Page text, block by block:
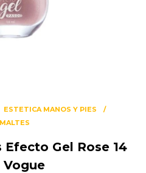
ESTETICA MANOS Y PIES
Gel Rose 14
Vogue